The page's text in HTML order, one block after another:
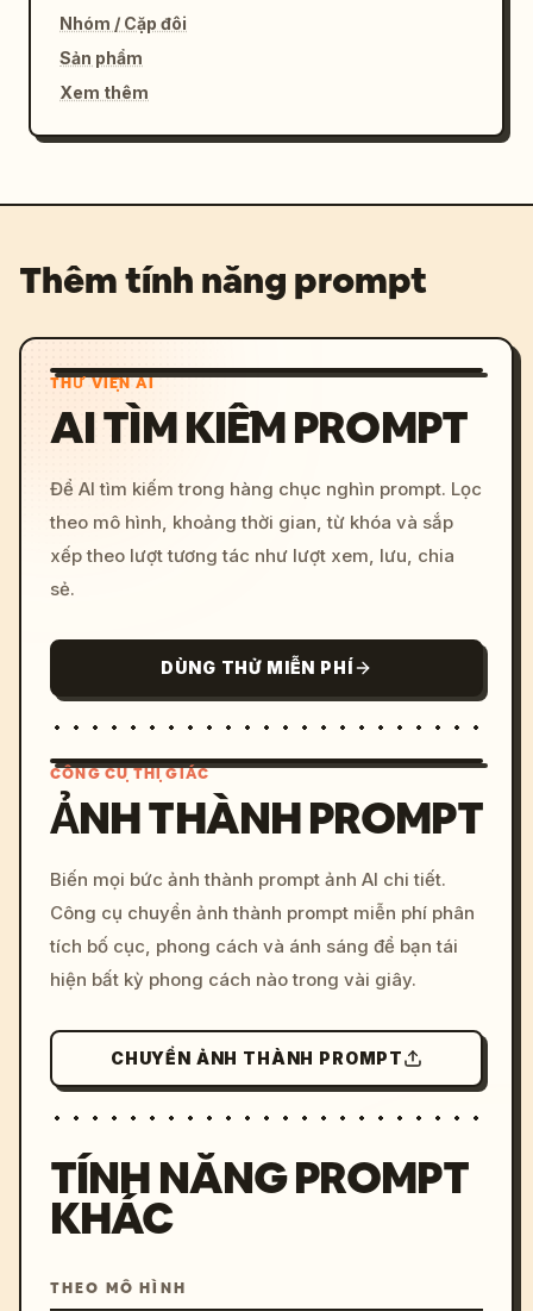
Nhóm / Cặp đôi
Sản phẩm
Xem thêm
Thêm tính năng prompt
THƯ VIỆN AI
AI TÌM KIẾM PROMPT
Để AI tìm kiếm trong hàng chục nghìn prompt. Lọc
theo mô hình, khoảng thời gian, từ khóa và sắp
xếp theo lượt tương tác như lượt xem, lưu, chia
sẻ.
DÙNG THỬ MIỄN PHÍ
c, cyberpunk sunset, neon
colors, 8k --v 6.0
CÔNG CỤ THỊ GIÁC
ẢNH THÀNH PROMPT
Biến mọi bức ảnh thành prompt ảnh AI chi tiết.
Công cụ chuyển ảnh thành prompt miễn phí phân
tích bố cục, phong cách và ánh sáng để bạn tái
hiện bất kỳ phong cách nào trong vài giây.
CHUYỂN ẢNH THÀNH PROMPT
TÍNH NĂNG PROMPT
KHÁC
THEO MÔ HÌNH